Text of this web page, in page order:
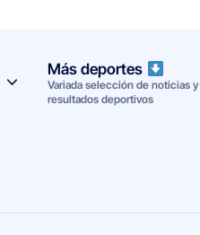
Más deportes
Variada selección de noticias y
resultados deportivos